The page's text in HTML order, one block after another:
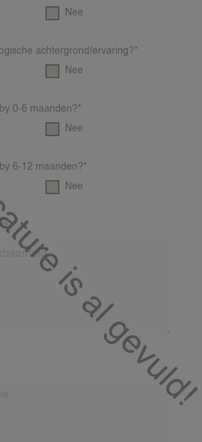
VEEL GESTELDE VRAGEN &
24VILLAS
Nee
achtergrond/ervaring?*
Nee
0-6 maanden?*
Nee
6-12 maanden?*
Nee
tijden ben jij meestalal gevuld!